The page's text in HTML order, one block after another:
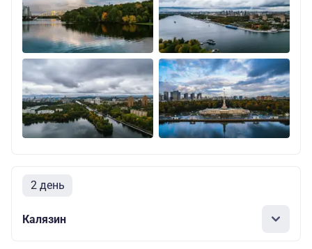
2 день
Калязин